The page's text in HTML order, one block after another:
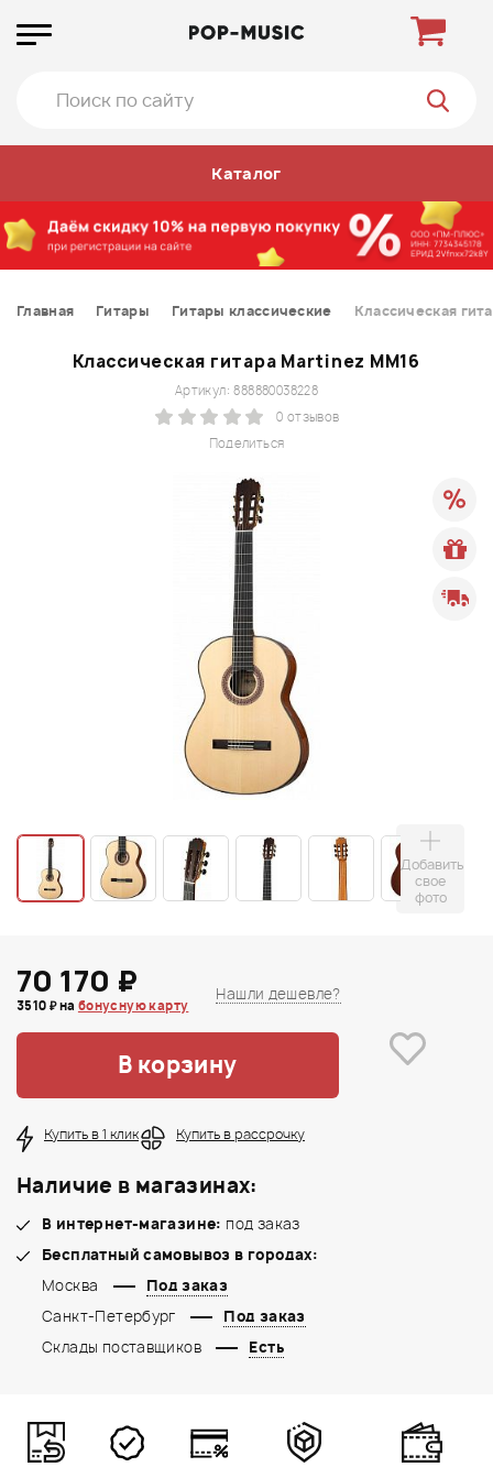
Каталог
Главная Гитары Гитары классические Классическая
Классическая гитара Martinez MM16
Поделиться
Артикул: 888880038228
0 отзывов
Добавить
свое
фото
70 170 ₽
3510 ₽ на бонусную карту
Нашли дешевле?
В корзину
Купить в 1 клик Купить в рассрочку
Наличие в магазинах:
В интернет-магазине: под заказ
Бесплатный самовывоз в городах:
Москва
Под заказ
Санкт-Петербург
Под заказ
Склады поставщиков
Есть